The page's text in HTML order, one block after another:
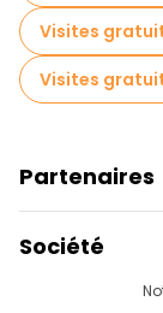
Visites
Visites
Partenaires
Connexion Du
Programme
Société